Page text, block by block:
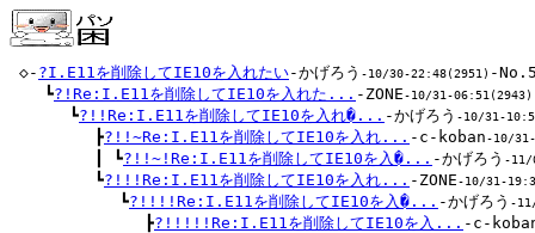
◇- ?I.E11を削除してIE10を入れたい-かげろう -10/30-22:48(2951) -
┗?!Re:I.E11を削除してIE10を入れた... -ZONE-10/31-06:51(2943)
┗?!!Re:I.E11を削除してIE10を入れ�... -かげろう -10/31-
┣?!!~Re:I.E11を削除してIE10を入れ... -c-koban-10/
┃ ┗?!!~!Re:I.E11を削除してIE10を入�... -かげろう -11/
┗?!!!Re:I.E11を削除してIE10を入れ... -ZONE-10/31-
┗?!!!!Re:I.E11を削除してIE10を入�... -かげろう -
┣?!!!!!Re:I.E11を削除してIE10を入... -c-